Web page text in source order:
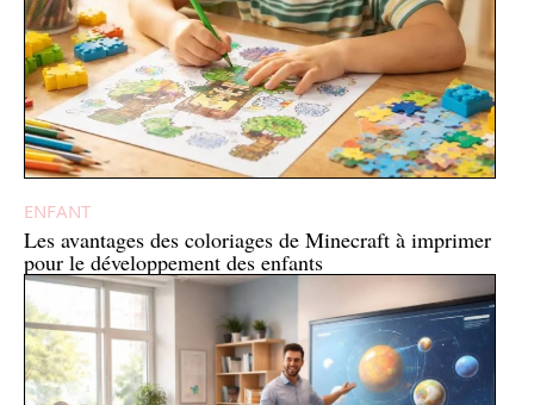
ENFANT
Les avantages des coloriages de Minecraft à imprimer
pour le développement des enfants